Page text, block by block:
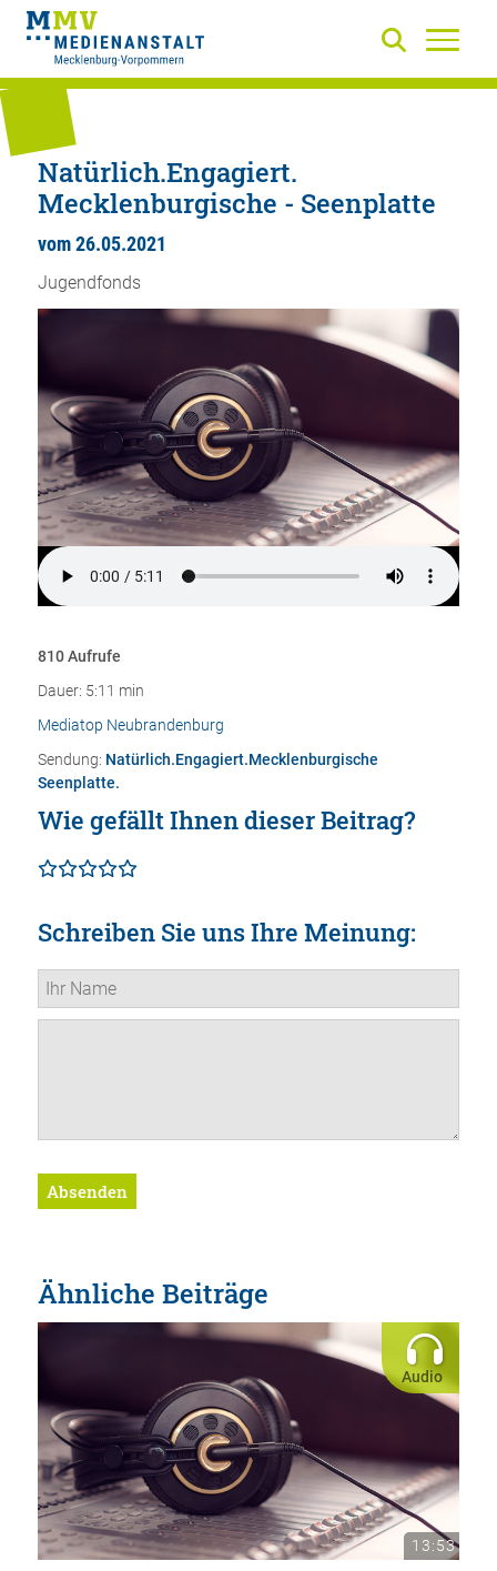
Natürlich.Engagiert.
Mecklenburgische - Seenplatte
vom 26.05.2021
Jugendfonds
810 Aufrufe
Dauer: 5:11 min
Mediatop Neubrandenburg
Sendung: Natürlich.Engagiert.Mecklenburgische
Seenplatte.
Wie gefällt Ihnen dieser Beitrag?
Schreiben Sie uns Ihre Meinung:
Absenden
Ähnliche Beiträge
Audio
13:53